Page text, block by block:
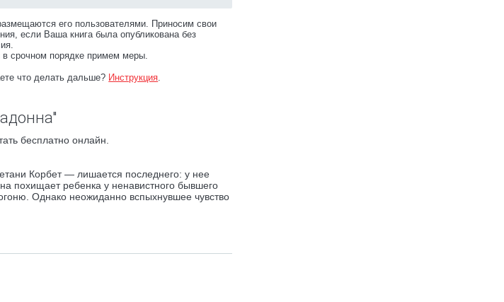
его пользователями. Приносим свои
если Ваша книга была опубликована без
срочном порядке примем меры.
что делать дальше? Инструкция.
бесплатно онлайн.
Корбет — лишается последнего: у нее
похищает ребенка у ненавистного бывшего
Однако неожиданно вспыхнувшее чувство